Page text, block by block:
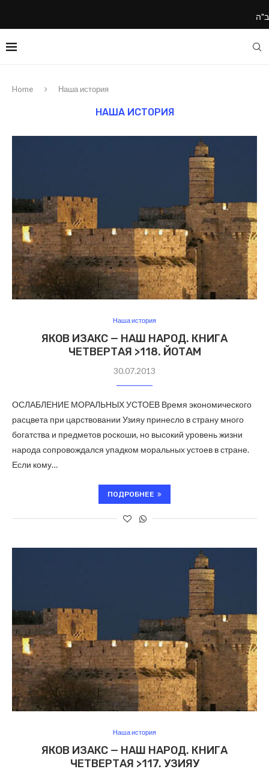
ב"ה
Home Наша история
НАША ИСТОРИЯ
Наша история
ЯКОВ ИЗАКС — НАШ НАРОД. КНИГА
ЧЕТВЕРТАЯ >118. ЙОТАМ
30.07.2013
ОСЛАБЛЕНИЕ МОРАЛЬНЫХ УСТОЕВ Время экономического
расцвета при царствовании Узияу принесло в страну много
богатства и предметов роскоши, но высокий уровень жизни
народа сопровождался упадком моральных устоев в стране.
Если кому…
ПОДРОБНЕЕ
Наша история
ЯКОВ ИЗАКС — НАШ НАРОД. КНИГА
ЧЕТВЕРТАЯ >117. УЗИЯУ